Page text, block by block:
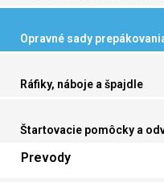
Opravné sady
Ráfiky, náboje a špajdle
Štartovacie pomôcky a
Prevody